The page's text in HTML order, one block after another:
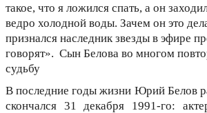
такое, что я ложился спать, а он
ведро холодной воды. Зачем он это
признался наследник звезды в эфире
говорят». Сын Белова во многом
судьбу
В последние годы жизни Юрий Белов
скончался 31 декабря 1991-го: